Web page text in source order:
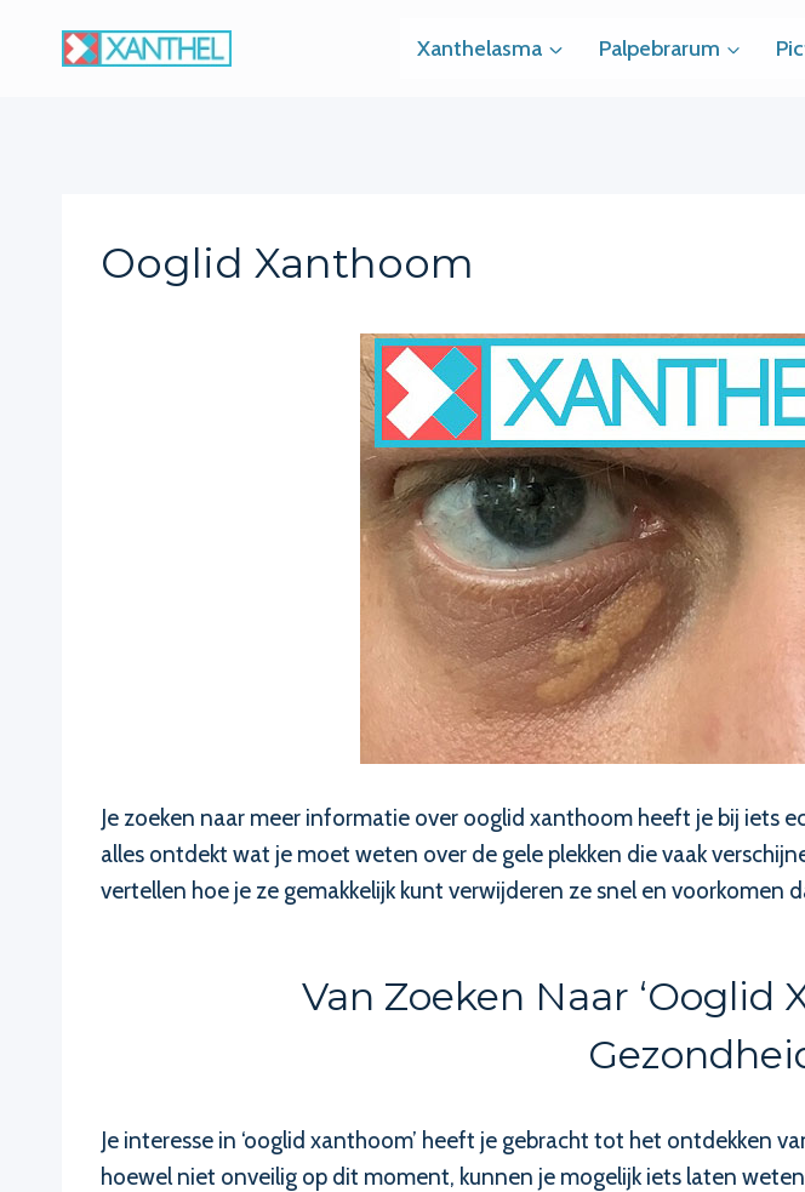
Xanthelasma Palpebrarum
Ooglid Xanthoom
Je zoeken naar meer informatie over ooglid xanthoom heeft je bij iets
alles ontdekt wat je moet weten over de gele plekken die vaak
vertellen hoe je ze gemakkelijk kunt verwijderen ze snel en voorkomen
Van Zoeken Naar ‘ooglid
Je interesse in ‘ooglid xanthoom’ heeft je gebracht tot het ontdekken
hoewel niet onveilig op dit moment, kunnen je mogelijk iets laten